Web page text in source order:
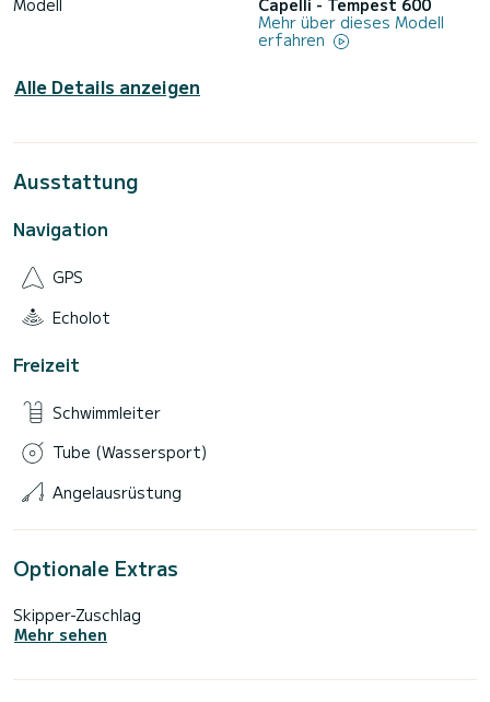
Mehr über dieses Modell
erfahren
Alle Details anzeigen
Ausstattung
Navigation
GPS
Echolot
Freizeit
Schwimmleiter
Tube (Wassersport)
Angelausrüstung
Optionale Extras
Skipper-Zuschlag
Mehr sehen